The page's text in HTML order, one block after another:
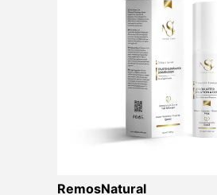
RemosNatural